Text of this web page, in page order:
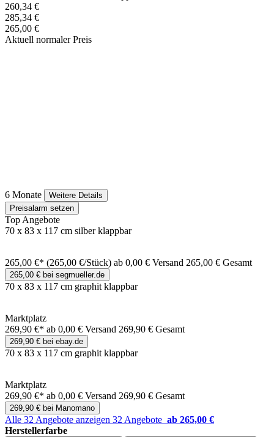
260,34 €
285,34 €
265,00 €
Aktuell normaler Preis
6 Monate
Weitere Details
Preisalarm setzen
Top Angebote
70 x 83 x 117 cm silber klappbar
265,00 €* (265,00 €/Stück) ab 0,00 € Versand 265,00 € Gesamt
265,00 € bei segmueller.de
70 x 83 x 117 cm graphit klappbar
Marktplatz
269,90 €* ab 0,00 € Versand 269,90 € Gesamt
269,90 € bei ebay.de
70 x 83 x 117 cm graphit klappbar
Marktplatz
269,90 €* ab 0,00 € Versand 269,90 € Gesamt
269,90 € bei Manomano
Alle 32 Angebote anzeigen 32 Angebote ab 265,00 €
Herstellerfarbe